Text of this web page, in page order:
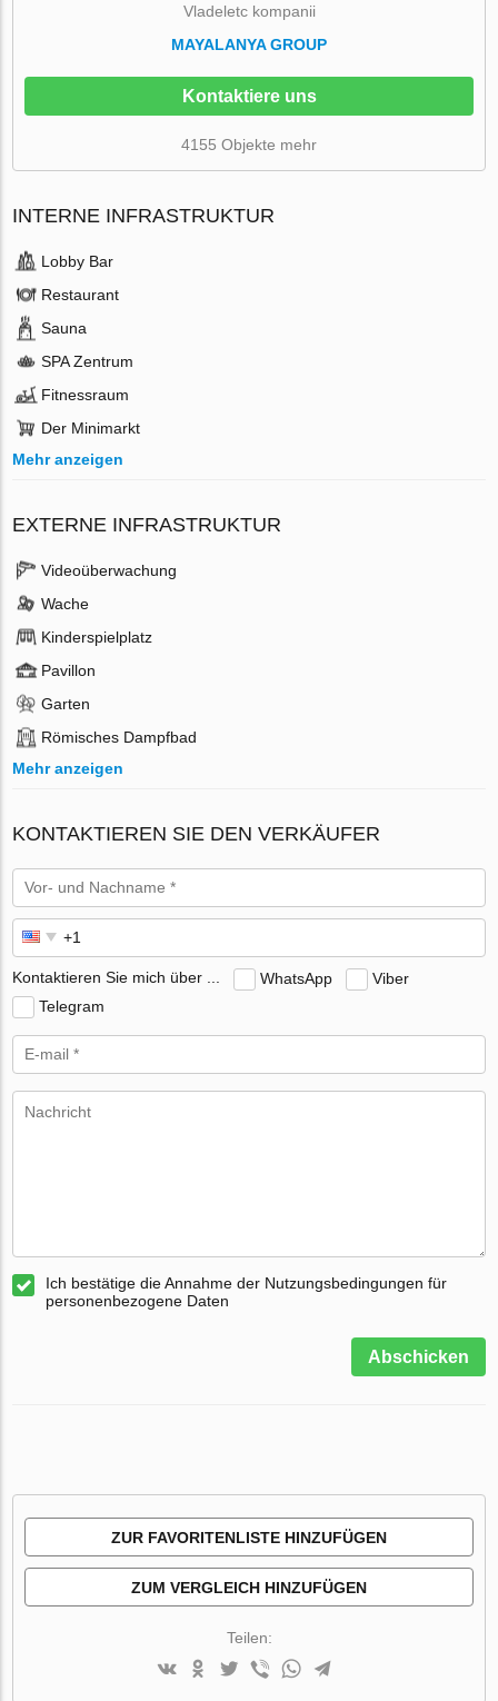
Vladeletc kompanii
MAYALANYA GROUP
Kontaktiere uns
4155 Objekte mehr
INTERNE INFRASTRUKTUR
Lobby Bar
Restaurant
Sauna
SPA Zentrum
Fitnessraum
Der Minimarkt
Mehr anzeigen
EXTERNE INFRASTRUKTUR
Videoüberwachung
Wache
Kinderspielplatz
Pavillon
Garten
Römisches Dampfbad
Mehr anzeigen
KONTAKTIEREN SIE DEN VERKÄUFER
Kontaktieren Sie mich über ... WhatsApp
Viber
Telegram
Ich bestätige die Annahme der Nutzungsbedingungen für
personenbezogene Daten
Abschicken
ZUR FAVORITENLISTE HINZUFÜGEN
ZUM VERGLEICH HINZUFÜGEN
Teilen: